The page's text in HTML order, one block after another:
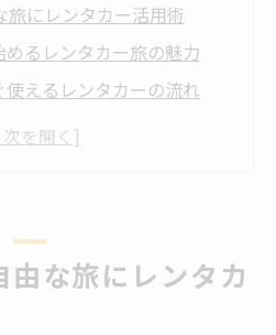
旅にレンタカー活用術
るレンタカー旅の魅力
えるレンタカーの流れ
う自由な移動プラン
適にするレンタカー選び
移動できるレンタカー選
な旅にレンタカ